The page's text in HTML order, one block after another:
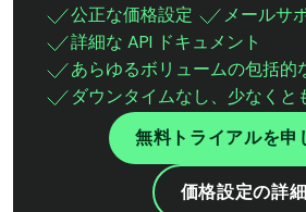
公正な価格設定
メールサ
詳細な API ドキュメント
あらゆるボリュームの包括的
ダウンタイムなし、少なくと
無料トライアルを申
価格設定の詳細